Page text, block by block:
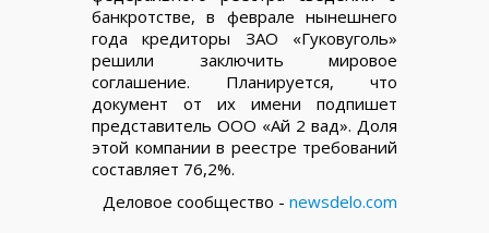
банкротстве, в феврале нынешнего
года кредиторы ЗАО «Гуковуголь»
решили заключить мировое
соглашение. Планируется, что
документ от их имени подпишет
представитель ООО «Ай 2 вад». Доля
этой компании в реестре требований
составляет 76,2%.
Деловое сообщество - newsdelo.com